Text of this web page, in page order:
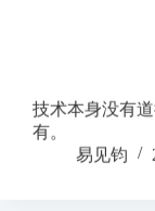
技术本身没有
有。
易见钧